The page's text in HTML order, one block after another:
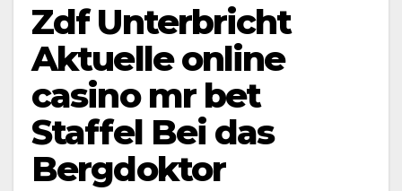
Zdf Unterbricht
Aktuelle online
casino mr bet
Staffel Bei das
Bergdoktor